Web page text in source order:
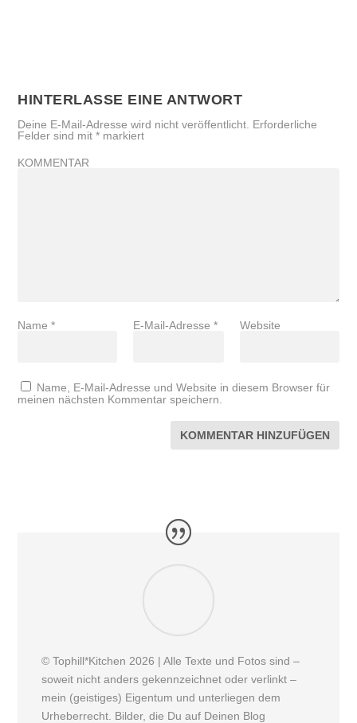
HINTERLASSE EINE ANTWORT
Deine E-Mail-Adresse wird nicht veröffentlicht. Erforderliche
Felder sind mit* markiert
KOMMENTAR
Name* E-Mail-Adresse * Website
Name, E-Mail-Adresse und Website in diesem Browser für
meinen nächsten Kommentar speichern.
© Tophill*Kitchen 2026 | Alle Texte und Fotos sind –
soweit nicht anders gekennzeichnet oder verlinkt –
mein (geistiges) Eigentum und unterliegen dem
Urheberrecht. Bilder, die Du auf Deinen Blog